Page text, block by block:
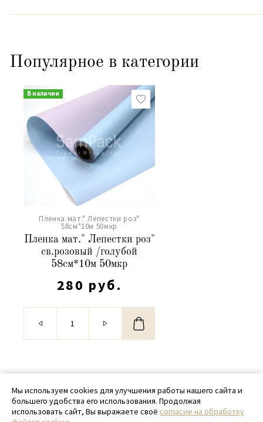
Популярное в категории
В наличии
Пленка мат." Лепестки роз"
58см*10м 50мкр
Пленка мат." Лепестки роз"
св.розовый /голубой
58см*10м 50мкр
280 руб.
© 2020 - 2026 SamPack
+ 7 (918) 699-97-87
Мы используем cookies для улучшения работы нашего сайта и
большего удобства его использования. Продолжая
использовать сайт, Вы выражаете своё согласие на обработку